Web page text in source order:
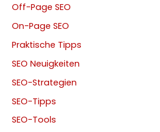
Off-Page SEO
On-Page SEO
Praktische Tipps
SEO Neuigkeiten
SEO-Strategien
SEO-Tipps
SEO-Tools